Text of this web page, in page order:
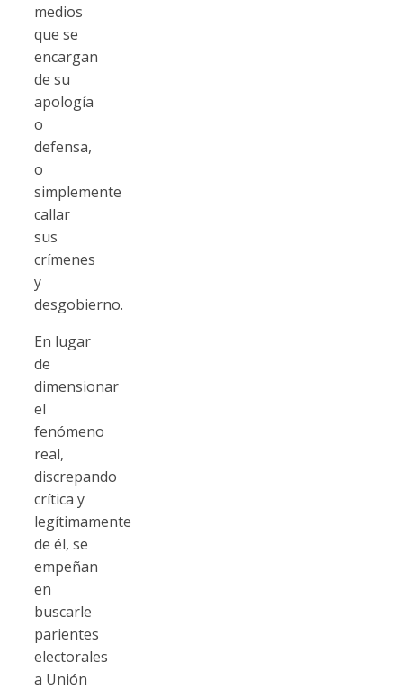
medios
que se
encargan
de su
apología
o
defensa,
o
simplemente
callar
sus
crímenes
y
desgobierno.
En lugar
de
dimensionar
el
fenómeno
real,
discrepando
crítica y
legítimamente
de él, se
empeñan
en
buscarle
parientes
electorales
a Unión